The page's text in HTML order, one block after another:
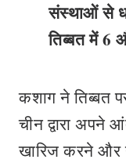
संस्थाओं से
तिब्बत में 6
कशाग ने तिब्बत
चीन द्वारा अपने
खारिज करने और